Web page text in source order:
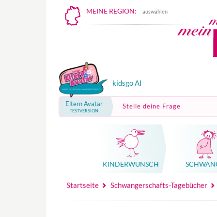
MEINE REGION: auswählen
kidsgo AI
Eltern Avatar
TESTVERSION
Stelle deine Frage
KINDER­WUNSCH
Startseite Schwangerschafts-Tagebücher